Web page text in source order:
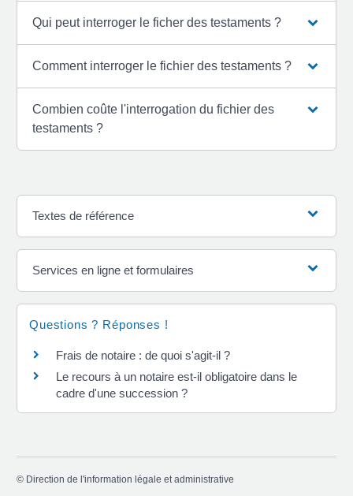
Qui peut interroger le ficher des testaments ?
Comment interroger le fichier des testaments ?
Combien coûte l'interrogation du fichier des
testaments ?
Textes de référence
Services en ligne et formulaires
Questions ? Réponses !
Frais de notaire : de quoi s'agit-il ?
Le recours à un notaire est-il obligatoire dans le
cadre d'une succession ?
© Direction de l'information légale et administrative